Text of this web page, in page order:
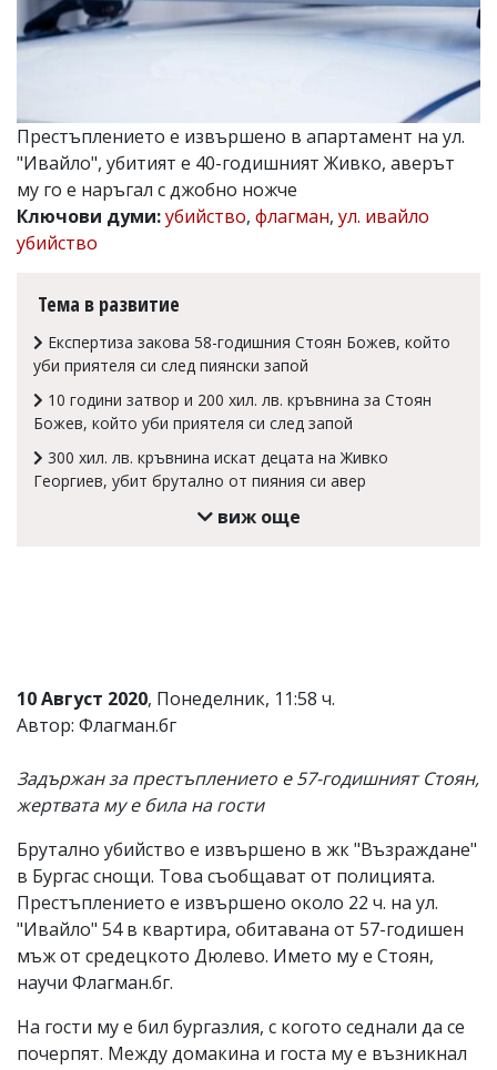
Касабова,
еmail:k.kassabova@flagman.bg
Иван
Колев,
email:
Коментарите
под
въвеждат
читателите
редакцията
носи
Престъплението е извършено в апартамент на ул.
"Ивайло", убитият е 40-годишният Живко, аверът
му го е наръгал с джобно ножче
Ключови думи:убийство, флагман, ул. ивайло
убийство
Тема в развитие
Експертиза закова 58-годишния Стоян Божев, който
уби приятеля си след пиянски запой
10 години затвор и 200 хил. лв. кръвнина за Стоян
Божев, който уби приятеля си след запой
300 хил. лв. кръвнина искат децата на Живко
Георгиев, убит брутално от пияния си авер
виж още
10 Август 2020, Понеделник, 11:58 ч.
Автор: Флагман.бг
Задържан за престъплението е 57-годишният Стоян,
жертвата му е била на гости
Брутално убийство е извършено в жк "Възраждане"
в Бургас снощи. Това съобщават от полицията.
Престъплението е извършено около 22 ч. на ул.
"Ивайло" 54 в квартира, обитавана от 57-годишен
мъж от средецкото Дюлево. Името му е Стоян,
научи Флагман.бг.
На гости му е бил бургазлия, с когото седнали да се
почерпят. Между домакина и госта му е възникнал